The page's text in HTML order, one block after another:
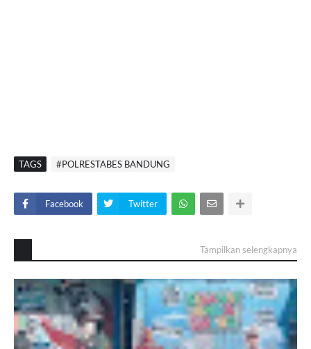
TAGS #POLRESTABES BANDUNG
Facebook Twitter
Tampilkan selengkapnya